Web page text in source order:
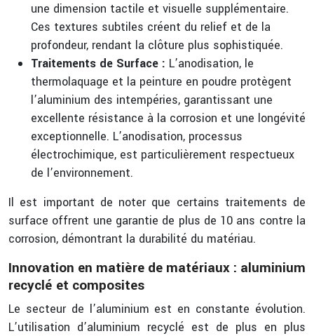
une dimension tactile et visuelle supplémentaire.
Ces textures subtiles créent du relief et de la
profondeur, rendant la clôture plus sophistiquée.
Traitements de Surface : L’anodisation, le
thermolaquage et la peinture en poudre protègent
l’aluminium des intempéries, garantissant une
excellente résistance à la corrosion et une longévité
exceptionnelle. L’anodisation, processus
électrochimique, est particulièrement respectueux
de l’environnement.
Il est important de noter que certains traitements de
surface offrent une garantie de plus de 10 ans contre la
corrosion, démontrant la durabilité du matériau.
Innovation en matière de matériaux : aluminium
recyclé et composites
Le secteur de l’aluminium est en constante évolution.
L’utilisation d’aluminium recyclé est de plus en plus